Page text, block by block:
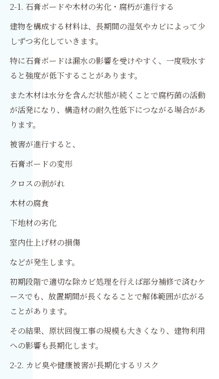
2-1. 石膏ボードや木材の劣化・腐朽が進行する
建物を構成する材料は、長期間の湿気やカビによって少
しずつ劣化していきます。
特に石膏ボードは漏水の影響を受けやすく、一度吸水す
ると強度が低下することがあります。
また木材は水分を含んだ状態が続くことで腐朽菌の活動
が活発になり、構造材の耐久性低下につながる場合があ
ります。
被害が進行すると、
石膏ボードの変形
クロスの剥がれ
木材の腐食
下地材の劣化
室内仕上げ材の損傷
などが発生します。
初期段階で適切な除カビ処理を行えば部分補修で済むケ
ースでも、放置期間が長くなることで解体範囲が広がる
ことがあります。
その結果、原状回復工事の規模も大きくなり、建物利用
への影響も長期化します。
2-2. カビ臭や健康被害が長期化するリスク